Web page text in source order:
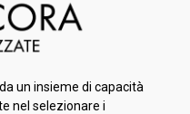
un insieme di capacità
nel selezionare i